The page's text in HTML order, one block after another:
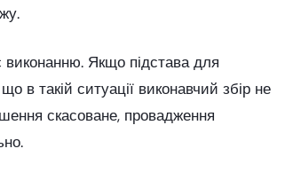
виконанню. Якщо підстава для
в такій ситуації виконавчий збір не
скасоване, провадження